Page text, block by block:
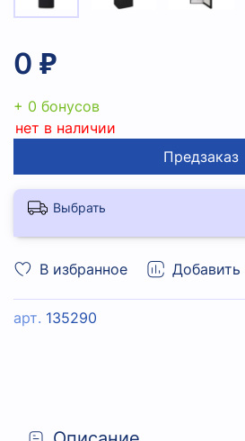
В избранное Добавить
арт. 135290
0 ₽
+ 0 бонусов
нет в наличии
Предзаказ
Выбрать